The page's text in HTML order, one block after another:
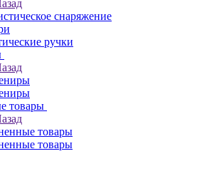
снаряжение
ручки
товары
товары
товары